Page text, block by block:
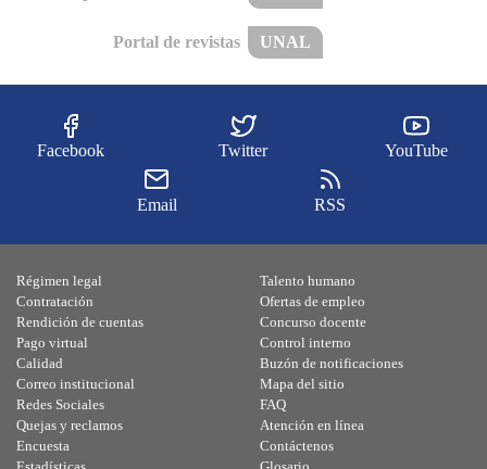
Portal de revistas UNAL
Facebook Twitter YouTube
Email RSS
Régimen legal
Contratación
Rendición de cuentas
Pago virtual
Calidad
Talento humano
Ofertas de empleo
Concurso docente
Control interno
Buzón de notificaciones
Correo institucional
Redes Sociales
Quejas y reclamos
Encuesta
Mapa del sitio
FAQ
Atención en línea
Contáctenos